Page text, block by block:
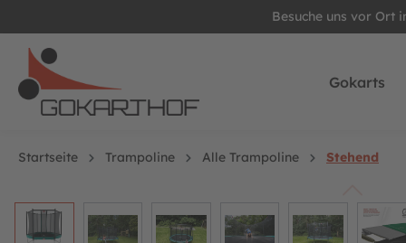
Besuche uns vor Ort
Gokarts
Startseite Trampoline Alle Trampoline
Stehend